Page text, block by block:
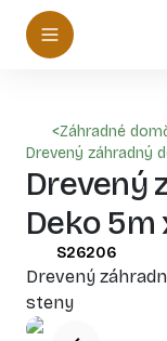
<Záhradné
Drevený záhradný
Drevený
Deko 5m
S26206
Drevený
steny